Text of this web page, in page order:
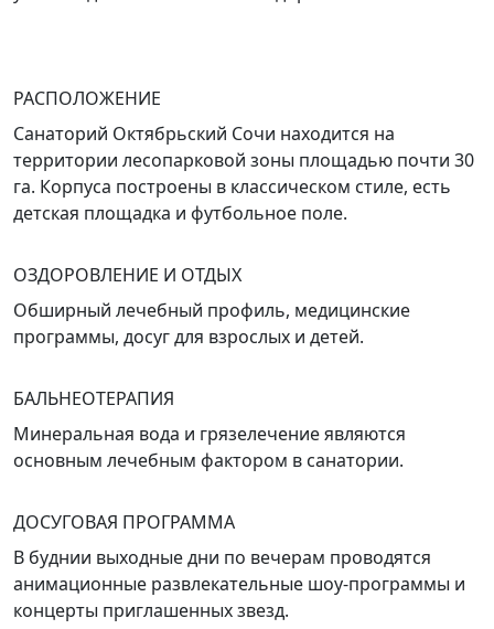
РАСПОЛОЖЕНИЕ
Санаторий Октябрьский Сочи находится на
территории лесопарковой зоны площадью почти 30
га. Корпуса построены в классическом стиле, есть
детская площадка и футбольное поле.
ОЗДОРОВЛЕНИЕ И ОТДЫХ
Обширный лечебный профиль, медицинские
программы, досуг для взрослых и детей.
БАЛЬНЕОТЕРАПИЯ
Минеральная вода и грязелечение являются
основным лечебным фактором в санатории.
ДОСУГОВАЯ ПРОГРАММА
В буднии выходные дни по вечерам проводятся
анимационные развлекательные шоу-программы и
концерты приглашенных звезд.